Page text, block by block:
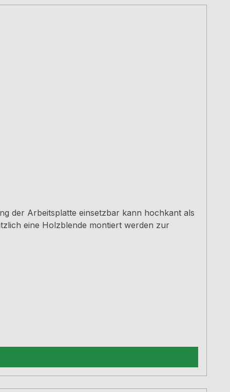
der Arbeitsplatte einsetzbar kann hochkant als
eine Holzblende montiert werden zur